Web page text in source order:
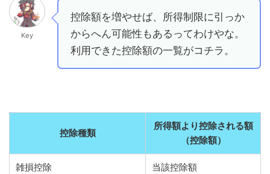
Key
控除額を増やせば、所得制限に引っか
からへん可能性もあるってわけやな。
利用できた控除額の一覧がコチラ。
控除種類
所得額より控除される額
（控除額）
雑損控除 当該控除額